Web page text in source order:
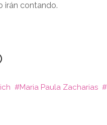
irán contando.
Maria Paula Zacharias